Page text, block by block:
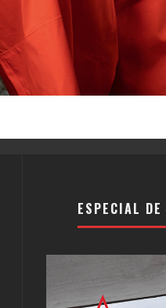
ESPECIAL